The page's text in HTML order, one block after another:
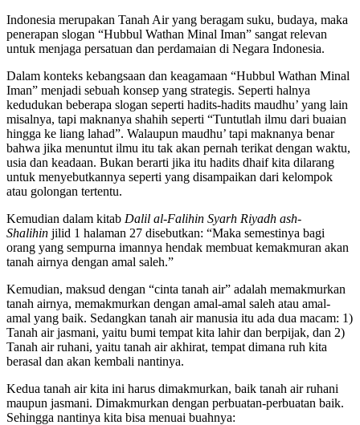
Indonesia merupakan Tanah Air yang beragam suku, budaya, maka
penerapan slogan “Hubbul Wathan Minal Iman” sangat relevan
untuk menjaga persatuan dan perdamaian di Negara Indonesia.
Dalam konteks kebangsaan dan keagamaan “Hubbul Wathan Minal
Iman” menjadi sebuah konsep yang strategis. Seperti halnya
kedudukan beberapa slogan seperti hadits-hadits maudhu’ yang lain
misalnya, tapi maknanya shahih seperti “Tuntutlah ilmu dari buaian
hingga ke liang lahad”. Walaupun maudhu’ tapi maknanya benar
bahwa jika menuntut ilmu itu tak akan pernah terikat dengan waktu,
usia dan keadaan. Bukan berarti jika itu hadits dhaif kita dilarang
untuk menyebutkannya seperti yang disampaikan dari kelompok
atau golongan tertentu.
Kemudian dalam kitab Dalil al-Falihin Syarh Riyadh ash-
Shalihin jilid 1 halaman 27 disebutkan: “Maka semestinya bagi
orang yang sempurna imannya hendak membuat kemakmuran akan
tanah airnya dengan amal saleh.”
Kemudian, maksud dengan “cinta tanah air” adalah memakmurkan
tanah airnya, memakmurkan dengan amal-amal saleh atau amal-
amal yang baik. Sedangkan tanah air manusia itu ada dua macam: 1)
Tanah air jasmani, yaitu bumi tempat kita lahir dan berpijak, dan 2)
Tanah air ruhani, yaitu tanah air akhirat, tempat dimana ruh kita
berasal dan akan kembali nantinya.
Kedua tanah air kita ini harus dimakmurkan, baik tanah air ruhani
maupun jasmani. Dimakmurkan dengan perbuatan-perbuatan baik.
Sehingga nantinya kita bisa menuai buahnya: